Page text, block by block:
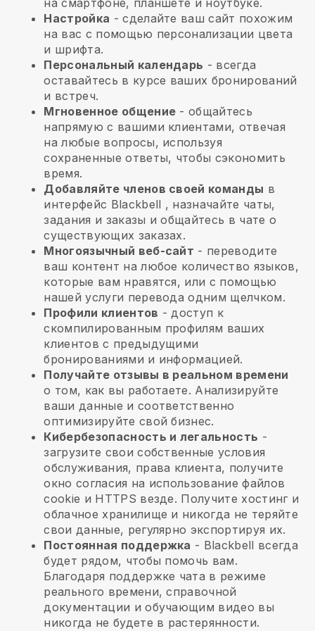
на смартфоне, планшете и ноутбуке.
Настройка - сделайте ваш сайт похожим
на вас с помощью персонализации цвета
и шрифта.
Персональный календарь - всегда
оставайтесь в курсе ваших бронирований
и встреч.
Мгновенное общение - общайтесь
напрямую с вашими клиентами, отвечая
на любые вопросы, используя
сохраненные ответы, чтобы сэкономить
время.
Добавляйте членов своей команды в
интерфейс Blackbell , назначайте чаты,
задания и заказы и общайтесь в чате о
существующих заказах.
Многоязычный веб-сайт - переводите
ваш контент на любое количество языков,
которые вам нравятся, или с помощью
нашей услуги перевода одним щелчком.
Профили клиентов - доступ к
скомпилированным профилям ваших
клиентов с предыдущими
бронированиями и информацией.
Получайте отзывы в реальном времени
о том, как вы работаете. Анализируйте
ваши данные и соответственно
оптимизируйте свой бизнес.
Кибербезопасность и легальность -
загрузите свои собственные условия
обслуживания, права клиента, получите
окно согласия на использование файлов
cookie и HTTPS везде. Получите хостинг и
облачное хранилище и никогда не теряйте
свои данные, регулярно экспортируя их.
Постоянная поддержка - Blackbell всегда
будет рядом, чтобы помочь вам.
Благодаря поддержке чата в режиме
реального времени, справочной
документации и обучающим видео вы
никогда не будете в растерянности.